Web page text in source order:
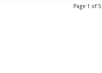
Page 1 of 5